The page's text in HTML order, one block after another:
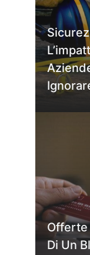
Offerte
Di Un